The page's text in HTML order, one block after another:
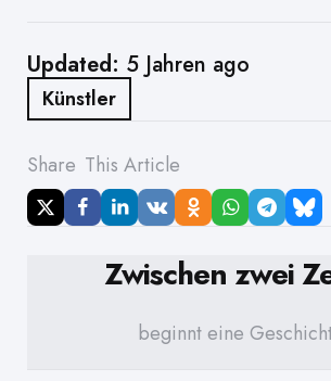
Updated: 5 Jahren ago
Künstler
Share This Article
Zwischen zwei
beginnt eine